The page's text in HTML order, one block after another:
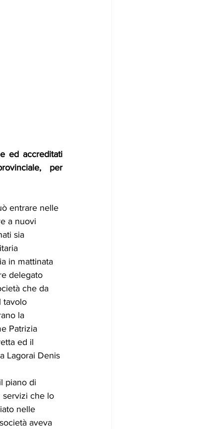
ed accreditati
per
entrare nelle
a nuovi
sia
in mattinata
delegato
che da
tavolo
la
Patrizia
ed il
Lagorai Denis
piano di
servizi che lo
nelle
aveva